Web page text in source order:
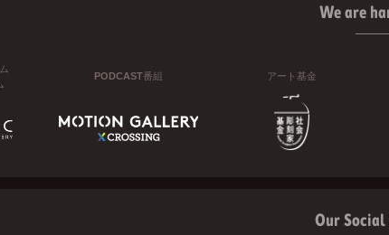
We are
PODCAST番組 アート基金
Our